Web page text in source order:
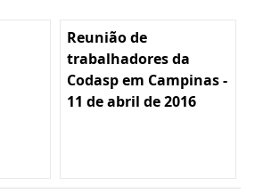
Reunião de
trabalhadores da
Codasp em Campinas -
11 de abril de 2016